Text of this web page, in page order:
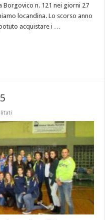
Borgovico n. 121 nei giorni 27
locandina. Lo scorso anno
acquistare i …
Gennaio
2015